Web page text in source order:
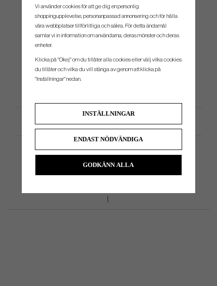
#7 30°
#PW 44°
Vi använder cookies för att ge dig en personlig
shoppingupplevelse, personanpassad annonsering och för hålla
våra webbplatser tillförlitliga och säkra. För detta ändamål
samlar vi in information om användarna, deras mönster och deras
enheter.
Klicka på "Okej" om du tillåter alla cookies eller välj vilka cookies
du tillåter och vilka du vill stänga av genom att klicka på
"Inställningar" nedan.
INSTÄLLNINGAR
ENDAST NÖDVÄNDIGA
GODKÄNN ALLA